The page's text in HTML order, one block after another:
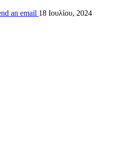
an email 18 Ιουλίου, 2024